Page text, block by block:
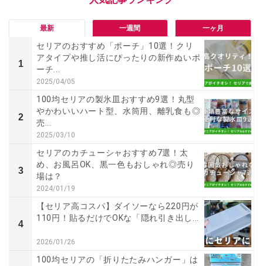
最新 一週間 一ヶ月
1
セリアのおすすめ「ポーチ」10選！クリ
アタイプや推し活にぴったりの新作ぬいポ
ーチ...
2025/04/05
2
100均セリアの製氷皿おすすめ9選！丸型
やかわいいハート型、水筒用、離乳食も◎
売...
2025/03/10
3
セリアのカチューシャおすすめ7選！太
め、お風呂OK、黒一色もおしゃれ◎売り
場は？
2024/01/19
4
【セリア高コスパ】ダイソーなら220円が
110円！貼るだけでOKな「隠れ引き出し...
2026/01/26
100均セリアの「折りたたみハンガー」は